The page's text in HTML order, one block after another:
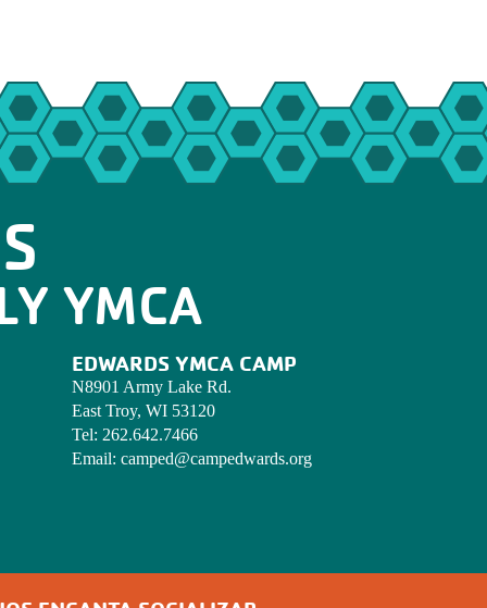
YMCA
EDWARDS YMCA CAMP
N8901 Army Lake Rd.
East Troy, WI 53120
Tel: 262.642.7466
Email: camped@campedwards.org